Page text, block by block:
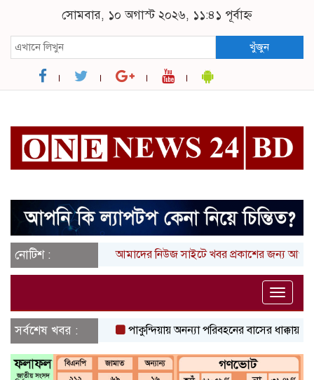
সোমবার, ১০ অগাস্ট ২০২৬, ১১:৪১ পূর্বাহ্ন
খুঁজুন
নোটিশ : আমাদের নিউজ সাইটে খবর প্রকাশের জন্য আপনার
Toggle
সর্বশেষ খবর :
পাকুন্দিয়ায় অনন্যা পরিবহনের বাসের ধাক্কায় নিহত ২